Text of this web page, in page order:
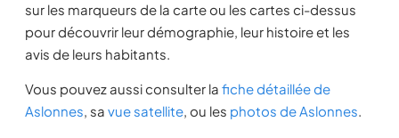
sur les marqueurs de la carte ou les cartes ci-dessus
pour découvrir leur démographie, leur histoire et les
avis de leurs habitants.
Vous pouvez aussi consulter la fiche détaillée de
Aslonnes, sa vue satellite, ou les photos de Aslonnes.